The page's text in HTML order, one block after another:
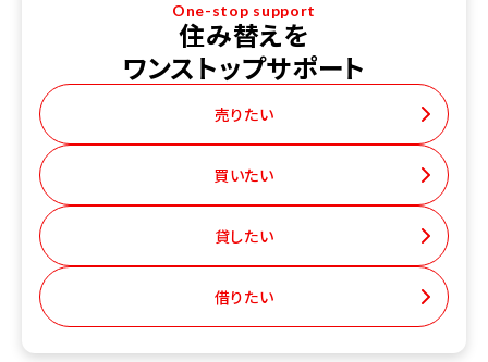
One-stop support
住み替えを
ワンストップサポート
売りたい
買いたい
貸したい
借りたい